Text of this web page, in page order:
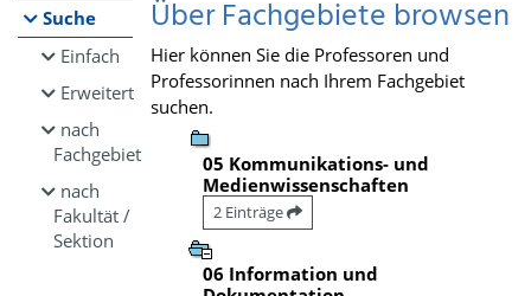
Suche
Einfach
Erweitert
nach
Fachgebiet
nach
Fakultät /
Sektion
Über Fachgebiete browsen
Hier können Sie die Professoren und
Professorinnen nach Ihrem Fachgebiet
suchen.
05 Kommunikations- und
Medienwissenschaften
2 Einträge
06 Information und